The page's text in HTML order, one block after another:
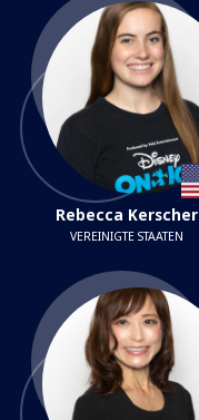
Rebecca Kerscher
VEREINIGTE STAATEN